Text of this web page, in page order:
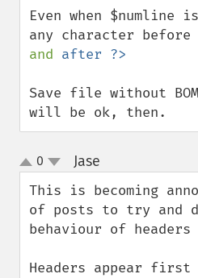
Even when
any character before
and
Save file without
will be ok, then.
up
down
0 Jase
This is becoming
of posts to try and
behaviour of headers
Headers appear